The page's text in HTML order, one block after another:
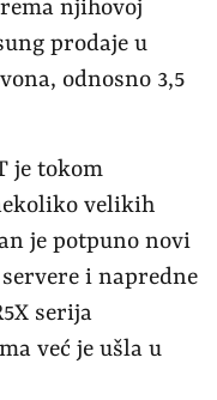
njihovoj
prodaje u
odnosno 3,5
je tokom
velikih
je potpuno novi
i napredne
serija
već je ušla u